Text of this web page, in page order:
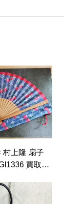
隆 扇子
買取実